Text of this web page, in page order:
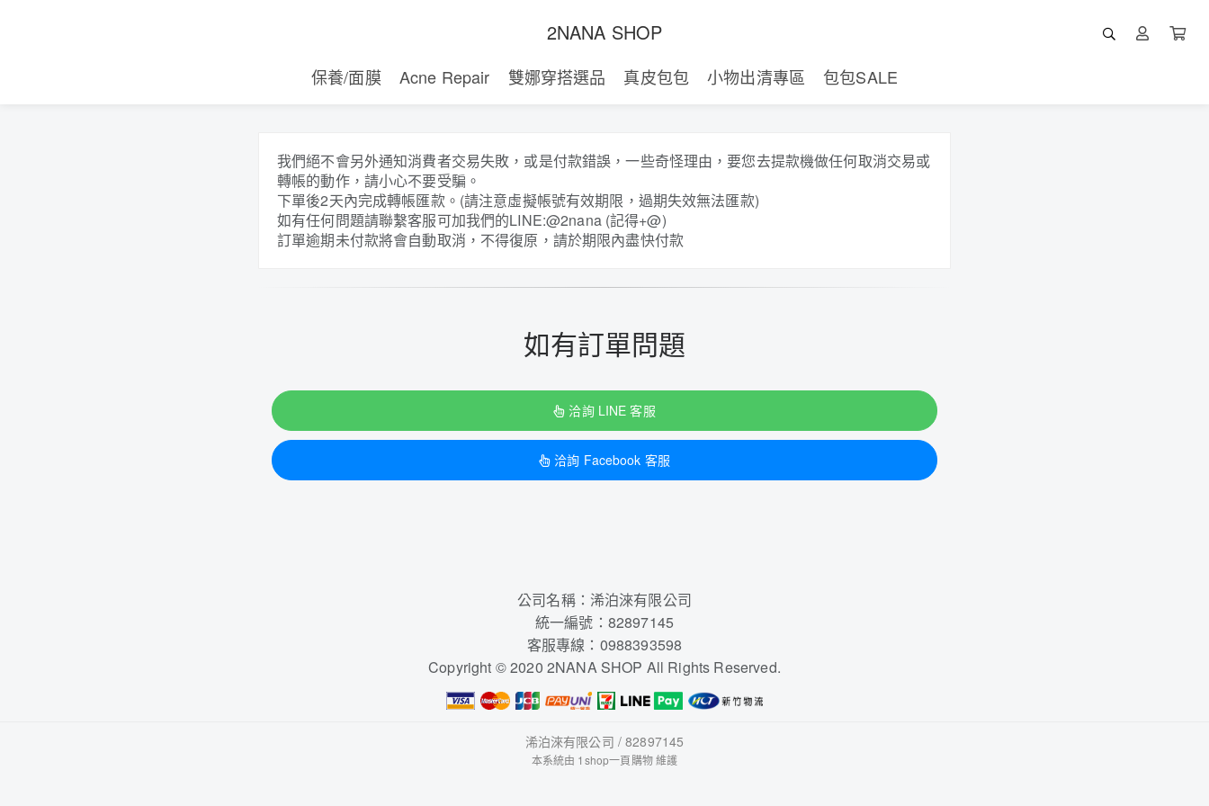
2NANA SHOP
保養/面膜 Acne Repair 雙娜穿搭選品 真皮包包 小物出清專區 包包SALE
我們絕不會另外通知消費者交易失敗，或是付款錯誤，一些奇怪理由，要您去提款機做任何取消交易或
轉帳的動作，請小心不要受騙。
下單後2天內完成轉帳匯款。(請注意虛擬帳號有效期限，過期失效無法匯款)
如有任何問題請聯繫客服可加我們的LINE:@2nana (記得+@)
訂單逾期未付款將會自動取消，不得復原，請於期限內盡快付款
如有訂單問題
洽詢 LINE 客服
洽詢 Facebook 客服
公司名稱：浠泊淶有限公司
統一編號：82897145
客服專線：0988393598
Copyright © 2020 2NANA SHOP All Rights Reserved.
浠泊淶有限公司 / 82897145
本系統由 1shop一頁購物維護